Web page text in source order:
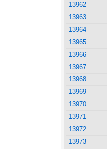
13962
13963
13964
13965
13966
13967
13968
13969
13970
13971
13972
13973